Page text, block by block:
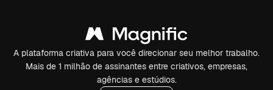
A plataforma criativa para você direcionar seu melhor trabalho.
Mais de 1 milhão de assinantes entre criativos, empresas,
agências e estúdios.